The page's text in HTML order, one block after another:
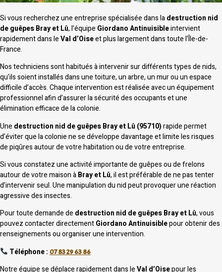
Si vous recherchez une entreprise spécialisée dans ladestruction nid
de guêpes Bray et Lû, l’équipe Giordano Antinuisibleintervient
rapidement dans leVal d’Oiseet plus largement dans toute l’Île-de-
France.
Nos techniciens sont habitués à intervenir sur différents types de nids,
qu’ils soient installés dans une toiture, un arbre, un mur ou un espace
difficile d’accès. Chaque intervention est réalisée avec un équipement
professionnel afin d’assurer la sécurité des occupants et une
élimination efficace de la colonie.
Une destruction nid de guêpes Bray et Lû (95710)rapide permet
d’éviter que la colonie ne se développe davantage et limite les risques
de piqûres autour de votre habitation ou de votre entreprise.
Si vous constatez une activité importante de guêpes ou de frelons
autour de votre maison àBray et Lû, il est préférable de ne pas tenter
d’intervenir seul. Une manipulation du nid peut provoquer une réaction
agressive des insectes.
Pour toute demande de destruction nid de guêpes Bray et Lû, vous
pouvez contacter directementGiordano Antinuisiblepour obtenir des
renseignements ou organiser une intervention.
Téléphone : 07 83 29 63 86
Notre équipe se déplace rapidement dans leVal d’Oisepour les